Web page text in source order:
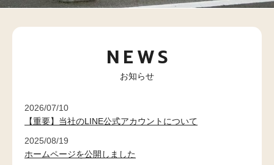
NEWS
お知らせ
2026/07/10
【重要】当社のLINE公式アカウントについて
2025/08/19
ホームページを公開しました